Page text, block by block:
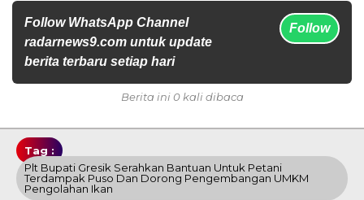
Follow WhatsApp Channel
radarnews9.com untuk update
berita terbaru setiap hari
Follow
Berita ini 0 kali dibaca
Tag :
Plt Bupati Gresik Serahkan Bantuan Untuk Petani
Terdampak Puso Dan Dorong Pengembangan UMKM
Pengolahan Ikan